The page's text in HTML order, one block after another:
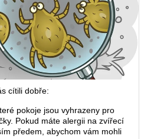
cítili dobře:
pokoje jsou vyhrazeny pro
Pokud máte alergii na zvířecí
předem, abychom vám mohli